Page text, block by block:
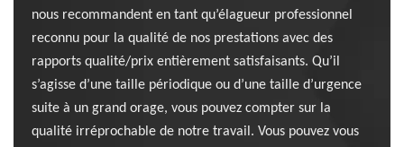
nous recommandent en tant qu’élagueur professionnel
reconnu pour la qualité de nos prestations avec des
rapports qualité/prix entièrement satisfaisants. Qu’il
s’agisse d’une taille périodique ou d’une taille d’urgence
suite à un grand orage, vous pouvez compter sur la
qualité irréprochable de notre travail. Vous pouvez vous